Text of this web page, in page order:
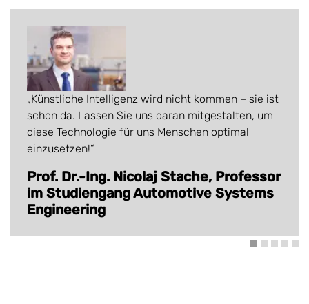
Künstliche Intelligenz wird nicht kommen – sie ist
schon da. Lassen Sie uns daran mitgestalten, um
diese Technologie für uns Menschen optimal
einzusetzen!
Prof. Dr.-Ing. Nicolaj Stache, Professor
im Studiengang Automotive Systems
Engineering